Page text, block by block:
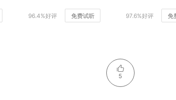
96.4%好评 免费试听 97.6%好评 免
5